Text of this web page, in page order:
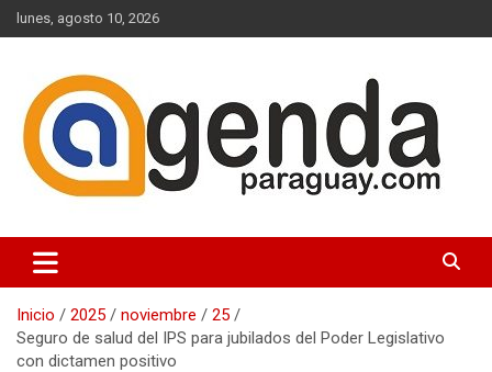
Saltar
al
lunes, agosto 10, 2026
Agenda Paraguay
Inicio 2025 noviembre
25
Seguro de salud del IPS para jubilados del Poder Legislativo
con dictamen positivo